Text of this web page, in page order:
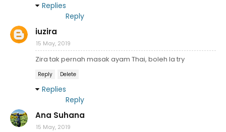
Replies
Reply
iuzira
15 May, 2019
Zira tak pernah masak ayam Thai, boleh la try
Reply Delete
Replies
Reply
Ana Suhana
15 May, 2019